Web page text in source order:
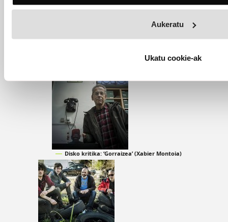
Aukeratu
Ukatu cookie-ak
Disko kritika: ‘Gorraizea’ (Xabier Montoia)